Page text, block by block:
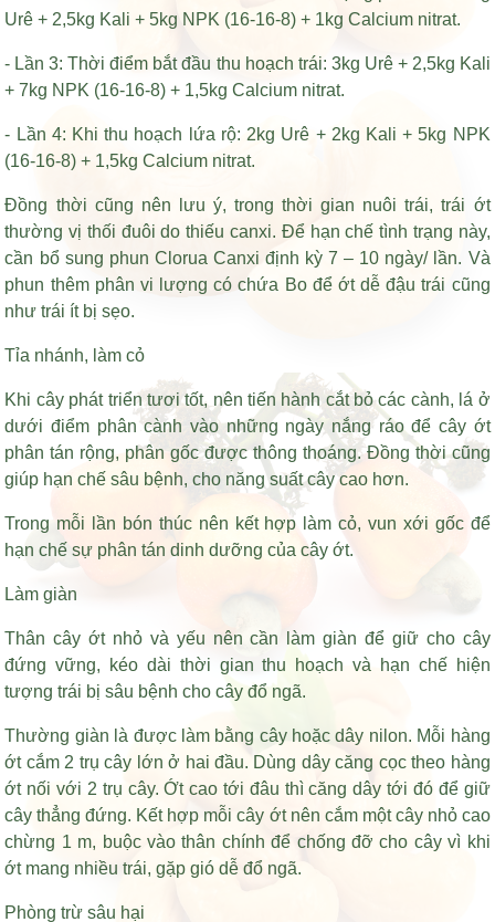
Urê + 2,5kg Kali + 5kg NPK (16-16-8) + 1kg Calcium nitrat.
- Lần 3: Thời điểm bắt đầu thu hoạch trái: 3kg Urê + 2,5kg Kali
+ 7kg NPK (16-16-8) + 1,5kg Calcium nitrat.
- Lần 4: Khi thu hoạch lứa rộ: 2kg Urê + 2kg Kali + 5kg NPK
(16-16-8) + 1,5kg Calcium nitrat.
Đồng thời cũng nên lưu ý, trong thời gian nuôi trái, trái ớt
thường vị thối đuôi do thiếu canxi. Để hạn chế tình trạng này,
cần bổ sung phun Clorua Canxi định kỳ 7 – 10 ngày/ lần. Và
phun thêm phân vi lượng có chứa Bo để ớt dễ đậu trái cũng
như trái ít bị sẹo.
Tỉa nhánh, làm cỏ
Khi cây phát triển tươi tốt, nên tiến hành cắt bỏ các cành, lá ở
dưới điểm phân cành vào những ngày nắng ráo để cây ớt
phân tán rộng, phân gốc được thông thoáng. Đồng thời cũng
giúp hạn chế sâu bệnh, cho năng suất cây cao hơn.
Trong mỗi lần bón thúc nên kết hợp làm cỏ, vun xới gốc để
hạn chế sự phân tán dinh dưỡng của cây ớt.
Làm giàn
Thân cây ớt nhỏ và yếu nên cần làm giàn để giữ cho cây
đứng vững, kéo dài thời gian thu hoạch và hạn chế hiện
tượng trái bị sâu bệnh cho cây đổ ngã.
Thường giàn là được làm bằng cây hoặc dây nilon. Mỗi hàng
ớt cắm 2 trụ cây lớn ở hai đầu. Dùng dây căng cọc theo hàng
ớt nối với 2 trụ cây. Ớt cao tới đâu thì căng dây tới đó để giữ
cây thẳng đứng. Kết hợp mỗi cây ớt nên cắm một cây nhỏ cao
chừng 1 m, buộc vào thân chính để chống đỡ cho cây vì khi
ớt mang nhiều trái, gặp gió dễ đổ ngã.
Phòng trừ sâu hại